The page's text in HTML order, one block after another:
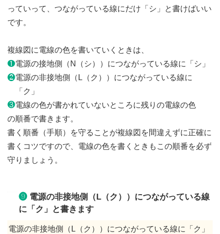
っていって、つながっている線にだけ「シ」と書けばいい
です。
複線図に電線の色を書いていくときは、
❶電源の接地側（N（シ））につながっている線に「シ」
❷電源の非接地側（L（ク））につながっている線に
「ク」
❸電線の色が書かれていないところに残りの電線の色
の順番で書きます。
書く順番（手順）を守ることが複線図を間違えずに正確に
書くコツですので、電線の色を書くときもこの順番を必ず
守りましょう。
❾電源の非接地側（L（ク））につながっている線
に「ク」と書きます
電源の非接地側（L（ク））につながっている線に「ク」